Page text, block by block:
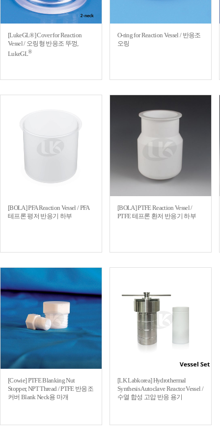
[LukeGL®] Cover for Reaction
Vessel / 오링형 반응조 뚜껑,
LukeGL®
O-ring for Reaction Vessel / 반응조
오링
[BOLA] PFA Reaction Vessel / PFA
테프론 평저 반응기 하부
[BOLA] PTFE Reaction Vessel /
PTFE 테프론 환저 반응기 하부
[Cowie] PTFE Blanking Nut
Stopper, NPT Thread / PTFE 반응조
커버 Blank Neck용 마개
[LK Labkorea] Hydrothermal
Synthesis Autoclave Reactor Vessel /
수열 합성 고압 반응 용기